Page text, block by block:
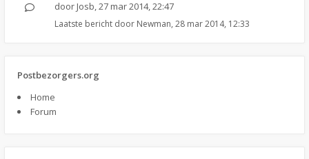
door Josb,27 mar 2014, 22:47
Laatste bericht door Newman, 28 mar 2014, 12:33
Postbezorgers.org
Home
Forum